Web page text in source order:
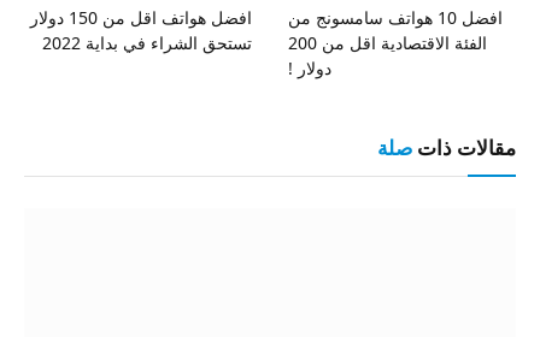
افضل 10 هواتف سامسونج من
الفئة الاقتصادية اقل من 200
دولار !
افضل هواتف اقل من 150 دولار
تستحق الشراء في بداية 2022
مقالات ذات صلة